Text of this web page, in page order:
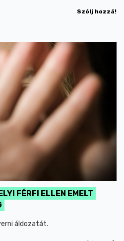
Szólj hozzá!
FÉRFI ELLEN EMELT
áldozatát.